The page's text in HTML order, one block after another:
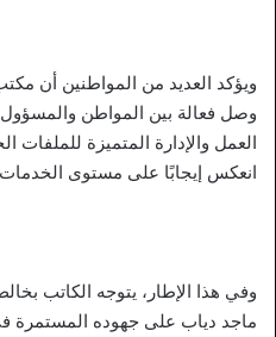
ويؤكد العديد من المواطنين أن
وصل فعالة بين المواطن
العمل والإدارة المتميزة للملفات
انعكس إيجابًا على مستوى
وفي هذا الإطار، يتوجه الكاتب
ماجد دياب على جهوده المستمرة